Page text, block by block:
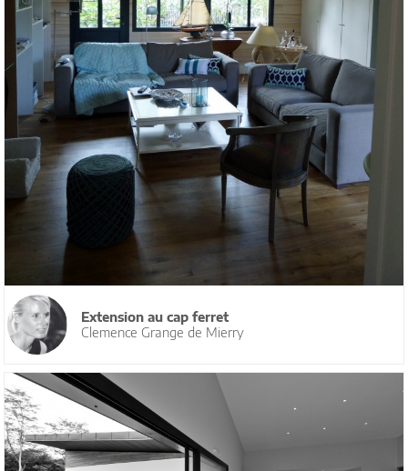
Extension au cap ferret
Clemence Grange de Mierry